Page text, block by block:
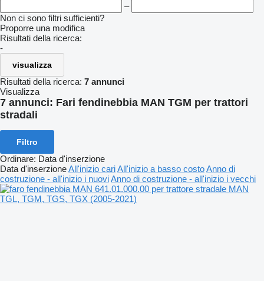
–
Non ci sono filtri sufficienti?
Proporre una modifica
Risultati della ricerca:
-
visualizza
Risultati della ricerca: 7 annunci
Visualizza
7 annunci: Fari fendinebbia MAN TGM per trattori
stradali
Filtro
Ordinare: Data d'inserzione
Data d'inserzioneAll'inizio cariAll'inizio a basso costoAnno di
costruzione - all'inizio i nuoviAnno di costruzione - all'inizio i vecchi